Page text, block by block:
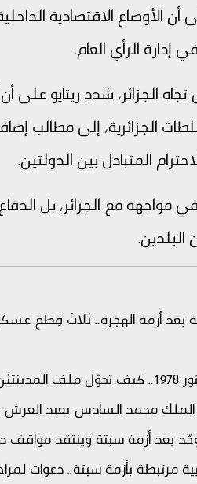
الأوضاع الاقتصادية
إدارة الرأي العام.
الجزائر، شدد ريتايو على
إلى مطالب
المتبادل بين الدولتين.
مع الجزائر، بل
البلدين.
بعد أزمة الهجرة.. ثلاث
محمد السادس بعيد العرش
بعد أزمة سبتة وينتقد مواقف
مرتبطة بأزمة سبتة.. دعوات